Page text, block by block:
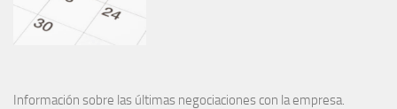
Información sobre las últimas negociaciones con la empresa.